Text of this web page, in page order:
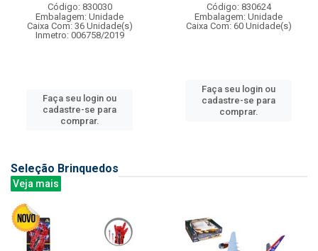
Código: 830030
Embalagem: Unidade
Caixa Com: 36 Unidade(s)
Inmetro: 006758/2019
Faça seu login ou
cadastre-se para
comprar.
Código: 830624
Embalagem: Unidade
Caixa Com: 60 Unidade(s)
Faça seu login ou
cadastre-se para
comprar.
Seleção Brinquedos
Veja mais